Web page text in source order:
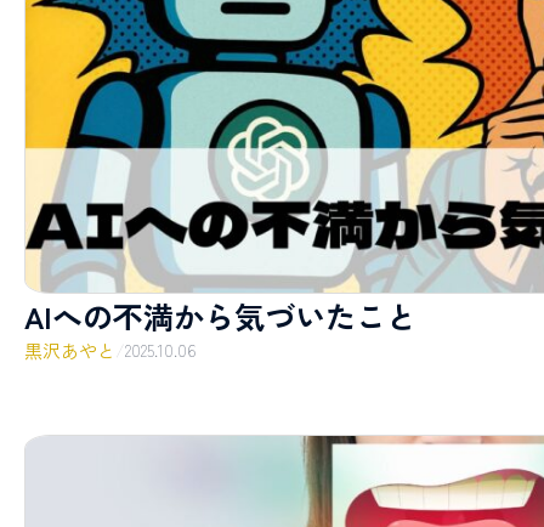
AIへの不満から気づいたこと
黒沢あやと 2025.10.06